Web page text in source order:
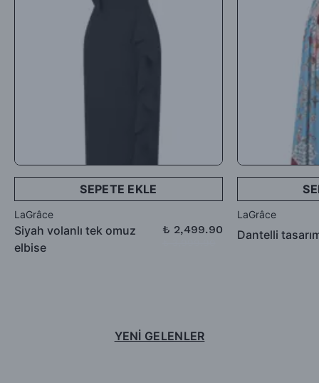
iadesi talep edebilirsiniz.
SEPETE EKLE
LaGrâce
Siyah volanlı tek omuz
elbise
₺ 2,499.90
LaGrâce
Dantelli
YENİ GELENLER